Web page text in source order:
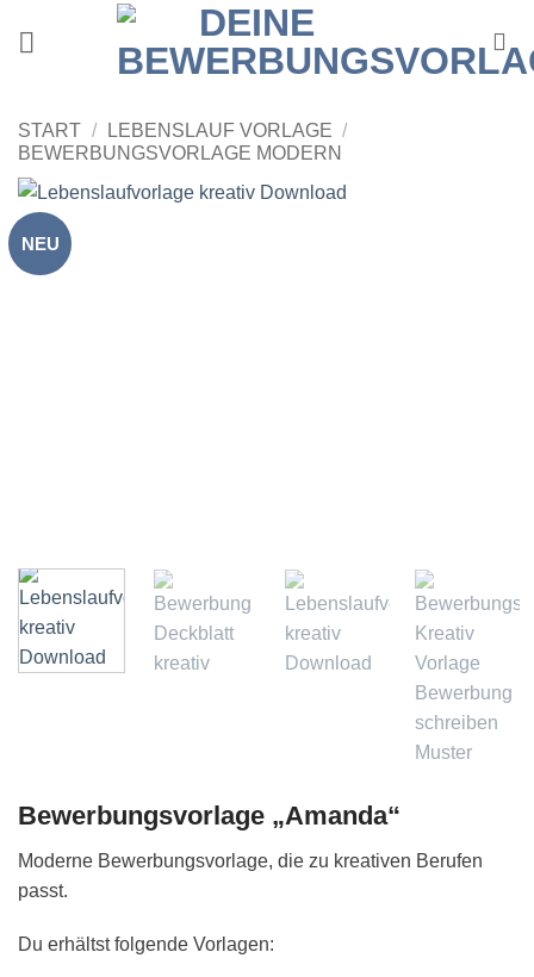
START / LEBENSLAUF VORLAGE /
BEWERBUNGSVORLAGE MODERN
NEU
Bewerbungsvorlage „Amanda“
Moderne Bewerbungsvorlage, die zu kreativen Berufen
passt.
Du erhältst folgende Vorlagen: